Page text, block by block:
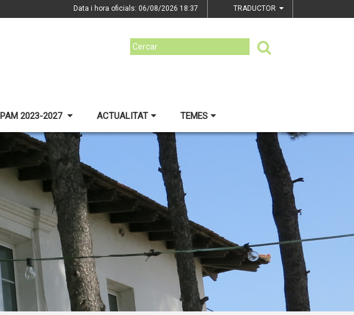
Data i hora oficials: 06/08/2026 18:37 TRADUCTOR
PAM 2023-2027 ACTUALITAT TEMES